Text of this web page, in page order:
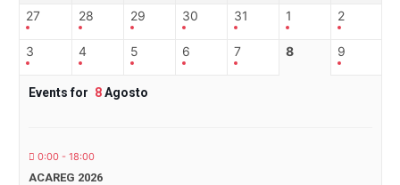
27 28 29 30 31 1 2
3 4 5 6 7 8 9
Events for 8Agosto
0:00 - 18:00
ACAREG 2026